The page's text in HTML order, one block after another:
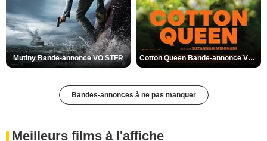
Mutiny Bande-annonce VO STFR Cotton Queen Bande-annonce VO STFR
Bandes-annonces à ne pas manquer
Meilleurs films à l'affiche